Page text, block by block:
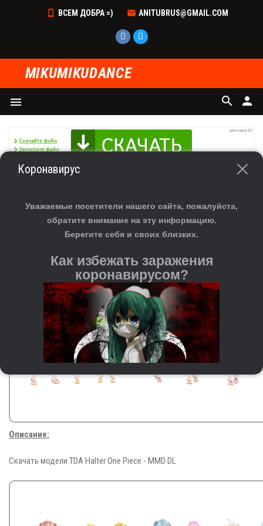
Коронавирус
Уважаемые посетители нашего сайта, пожалуйста,
обратите внимание на эту информацию.
Берегите себя и своих близких.
Как избежать заражения
коронавирусом?
используйте антисептические средства на спиртовой
При чихании и кашле прикрывайте рот и нос
бумажной салфеткой или согнутым локтём. После
Держитесь на расстоянии от людей с кашлем,
ВСЕМ ДОБРА =) ANITUBRUS@GMAIL.COM
MIKUMIKUDANCE
menu person
search
ГЛАВНАЯ»ФАЙЛЫ ДЕВУШКА
СКАЧАТЬ МОДЕЛИ TDA HALTER ONE PIECE - MMD
Описание:
Скачать модели TDA Halter One Piece - MMD DL